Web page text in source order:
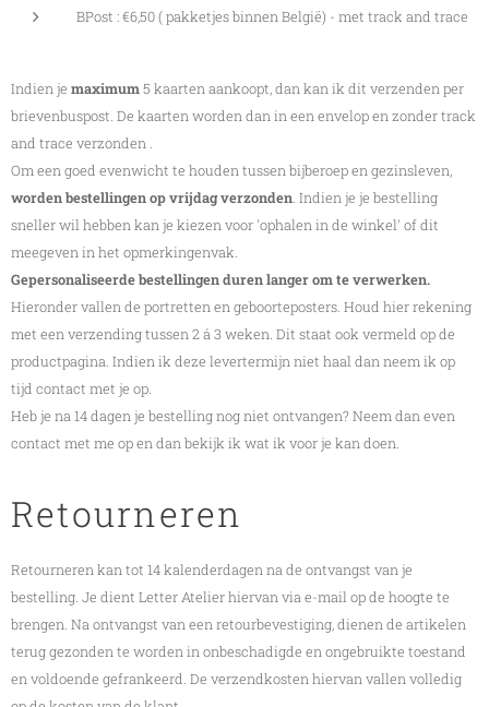
BPost : €6,50 ( pakketjes binnen België) - met track and trace
Indien je maximum 5 kaarten aankoopt, dan kan ik dit verzenden per
brievenbuspost. De kaarten worden dan in een envelop en zonder track
and trace verzonden .
Om een goed evenwicht te houden tussen bijberoep en gezinsleven,
worden bestellingen op vrijdag verzonden . Indien je je bestelling
sneller wil hebben kan je kiezen voor 'ophalen in de winkel' of dit
meegeven in het opmerkingenvak.
Gepersonaliseerde bestellingen duren langer om te verwerken.
Hieronder vallen de portretten en geboorteposters. Houd hier rekening
met een verzending tussen 2 á 3 weken. Dit staat ook vermeld op de
productpagina. Indien ik deze levertermijn niet haal dan neem ik op
tijd contact met je op.
Heb je na 14 dagen je bestelling nog niet ontvangen? Neem dan even
contact met me op en dan bekijk ik wat ik voor je kan doen.
Retourneren
Retourneren kan tot 14 kalenderdagen na de ontvangst van je
bestelling. Je dient Letter Atelier hiervan via e-mail op de hoogte te
brengen. Na ontvangst van een retourbevestiging, dienen de artikelen
terug gezonden te worden in onbeschadigde en ongebruikte toestand
en voldoende gefrankeerd. De verzendkosten hiervan vallen volledig